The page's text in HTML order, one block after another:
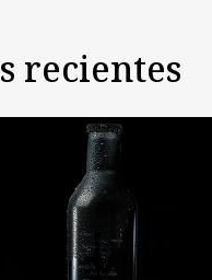
recientes